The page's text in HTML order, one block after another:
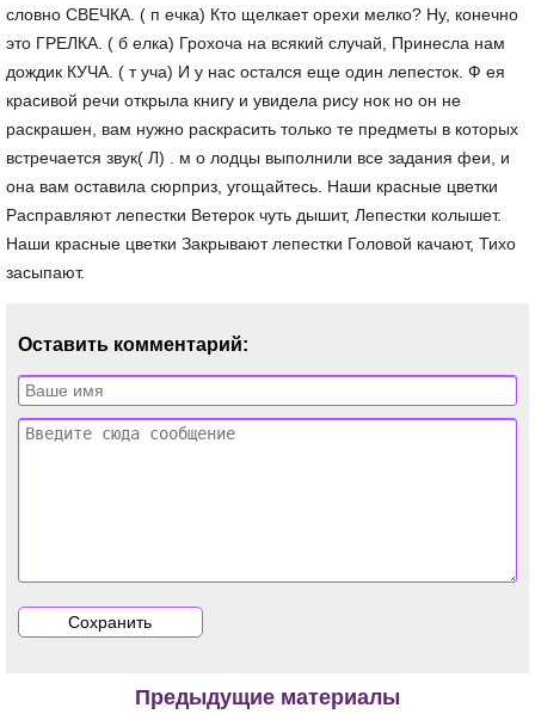
словно СВЕЧКА. ( п ечка) Кто щелкает орехи мелко? Ну, конечно
это ГРЕЛКА. ( б елка) Грохоча на всякий случай, Принесла нам
дождик КУЧА. ( т уча) И у нас остался еще один лепесток. Ф ея
красивой речи открыла книгу и увидела рису нок но он не
раскрашен, вам нужно раскрасить только те предметы в которых
встречается звук( Л) . м о лодцы выполнили все задания феи, и
она вам оставила сюрприз, угощайтесь. Наши красные цветки
Расправляют лепестки Ветерок чуть дышит, Лепестки колышет.
Наши красные цветки Закрывают лепестки Головой качают, Тихо
засыпают.
Оставить комментарий:
Предыдущие материалы